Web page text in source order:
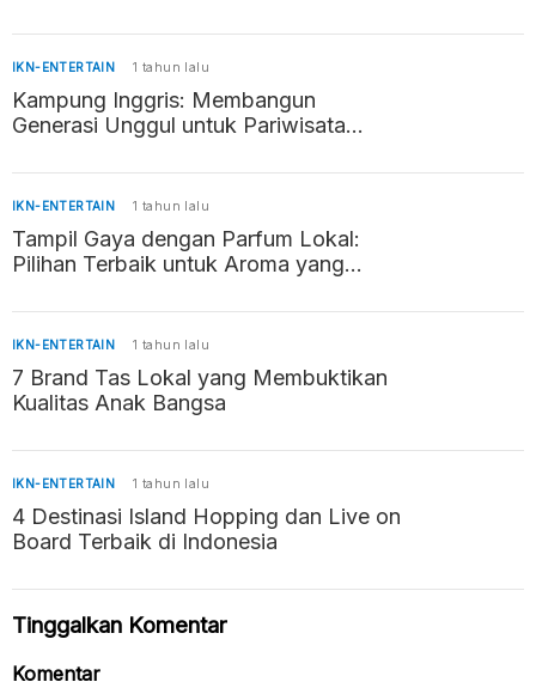
IKN-ENTERTAIN 1 tahun lalu
Kampung Inggris: Membangun
Generasi Unggul untuk Pariwisata
IKN-ENTERTAIN 1 tahun lalu
Tampil Gaya dengan Parfum Lokal:
Pilihan Terbaik untuk Aroma yang
IKN-ENTERTAIN 1 tahun lalu
7 Brand Tas Lokal yang Membuktikan
Kualitas Anak Bangsa
IKN-ENTERTAIN 1 tahun lalu
4 Destinasi Island Hopping dan Live on
Board Terbaik di Indonesia
Tinggalkan Komentar
Komentar